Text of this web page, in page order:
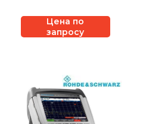
Цена по
запросу